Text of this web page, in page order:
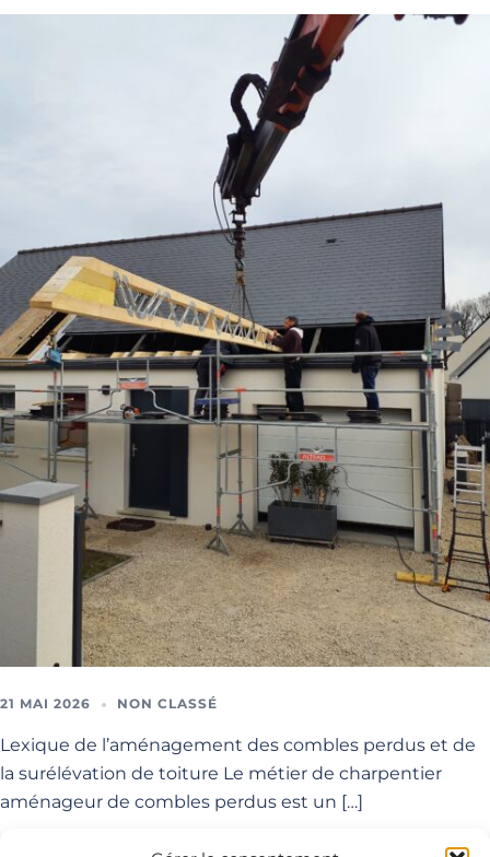
21 MAI 2026 NON CLASSÉ
Lexique de l’aménagement des combles perdus et de
la surélévation de toiture Le métier de charpentier
aménageur de combles perdus est un […]